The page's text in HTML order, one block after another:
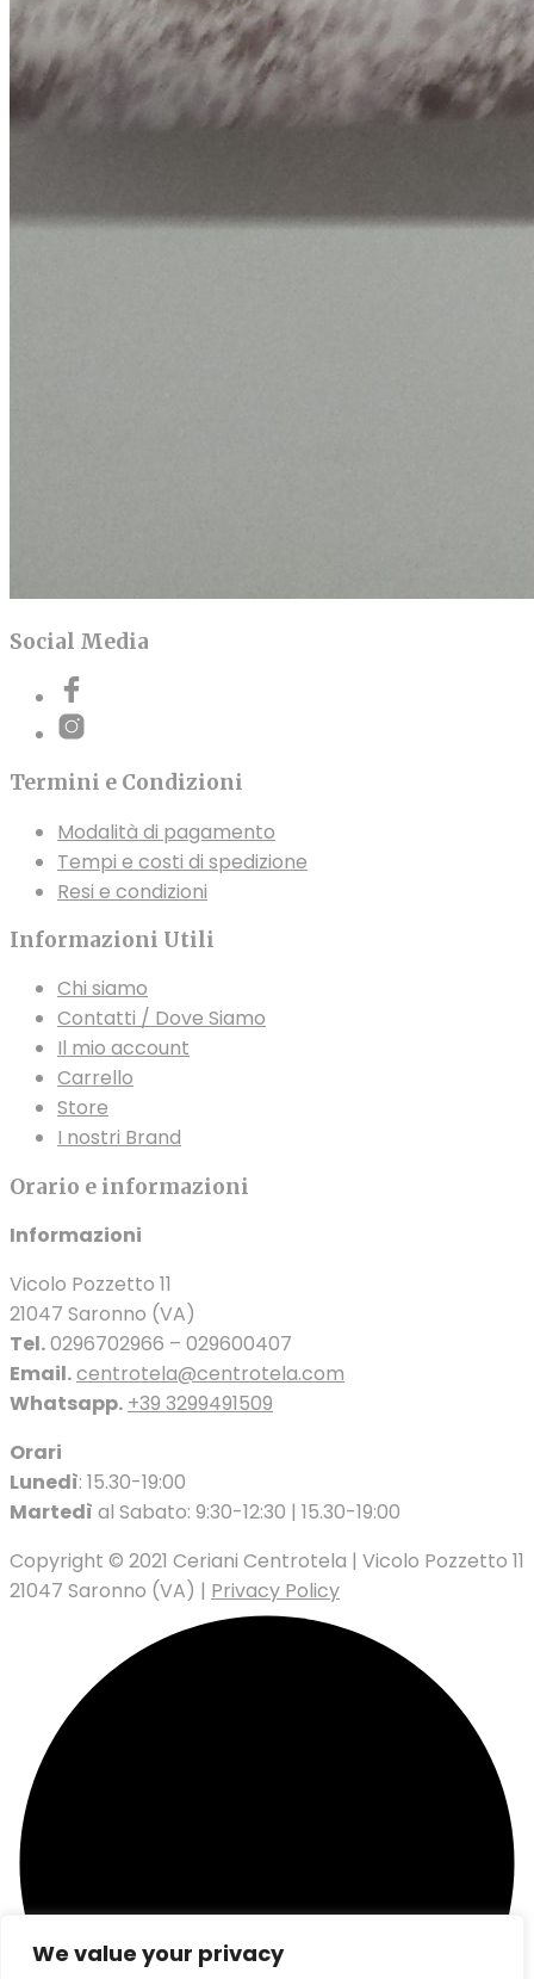
We value your privacy
Social Media
Termini e Condizioni
Modalità di pagamento
Tempi e costi di spedizione
Resi e condizioni
Informazioni Utili
Chi siamo
Contatti / Dove Siamo
Il mio account
Carrello
Store
I nostri Brand
Orario e informazioni
Informazioni
Vicolo Pozzetto 11
21047 Saronno (VA)
Tel.0296702966 – 029600407
Email.centrotela@centrotela.com
Whatsapp. +39 3299491509
Orari
Lunedì: 15.30-19:00
Martedì al Sabato: 9:30-12:30 | 15.30-19:00
Copyright © 2021 Ceriani Centrotela | Vicolo Pozzetto 11
21047 Saronno (VA) | Privacy Policy